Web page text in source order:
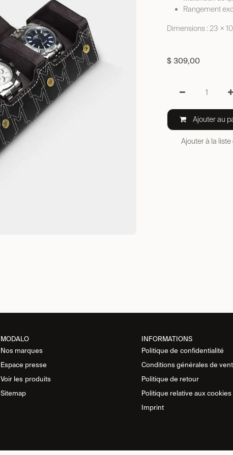
Rangement
Dimensions : 23 ×
$ 309,00
Ajouter au
Ajouter à la
MODALO
Nos marques
Espace presse
Voir les produits
Sitemap
INFORMATIONS
Politique de confidentialité
Conditions générales de
Politique de retour
Politique relative aux cookies
Imprint